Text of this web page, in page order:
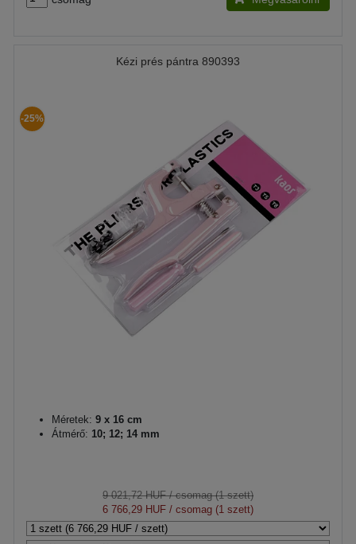
Kézi prés pántra 890393
-25%
Méretek: 9 x 16 cm
Átmérő: 10; 12; 14 mm
9 021,72 HUF/ csomag (1 szett)
6 766,29 HUF / csomag (1 szett)